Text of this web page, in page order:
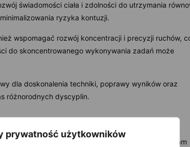
prywatność użytkowników
świadomości ciała i zdolności do utrzymania
ryzyka kontuzji.
wspomagać rozwój koncentracji i precyzji ruchów,
do skoncentrowanego wykonywania zadań może
dla doskonalenia techniki, poprawy wyników oraz
różnorodnych dyscyplin.
sport do życia swojego dziecka. Dajemy Wam